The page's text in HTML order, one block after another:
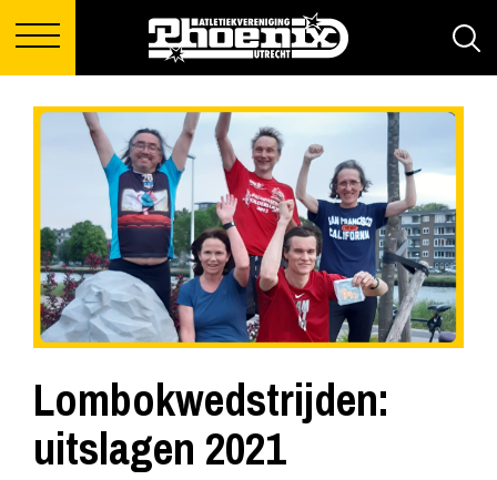
Lombokwedstrijden:
uitslagen 2021